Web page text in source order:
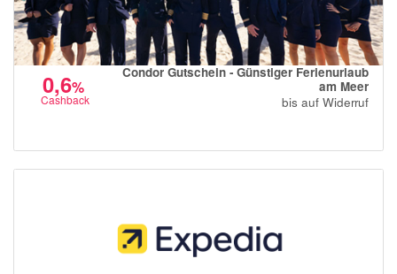
0,6%
Cashback
Condor Gutschein - Günstiger Ferienurlaub
am Meer
bis auf Widerruf